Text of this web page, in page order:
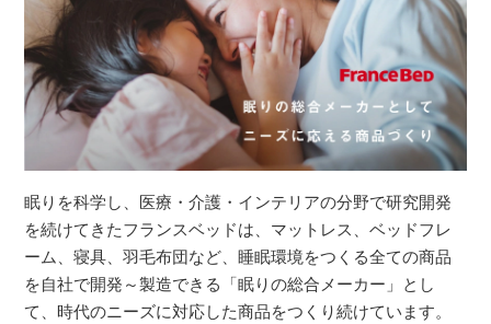
眠りを科学し、医療・介護・インテリアの分野で研究開発
を続けてきたフランスベッドは、マットレス、ベッドフレ
ーム、寝具、羽毛布団など、睡眠環境をつくる全ての商品
を自社で開発～製造できる「眠りの総合メーカー」とし
て、時代のニーズに対応した商品をつくり続けています。